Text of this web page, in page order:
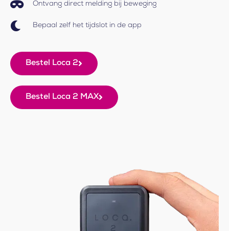
Ontvang direct melding bij beweging
Bepaal zelf het tijdslot in de app
Bestel Loca 2
Bestel Loca 2 MAX